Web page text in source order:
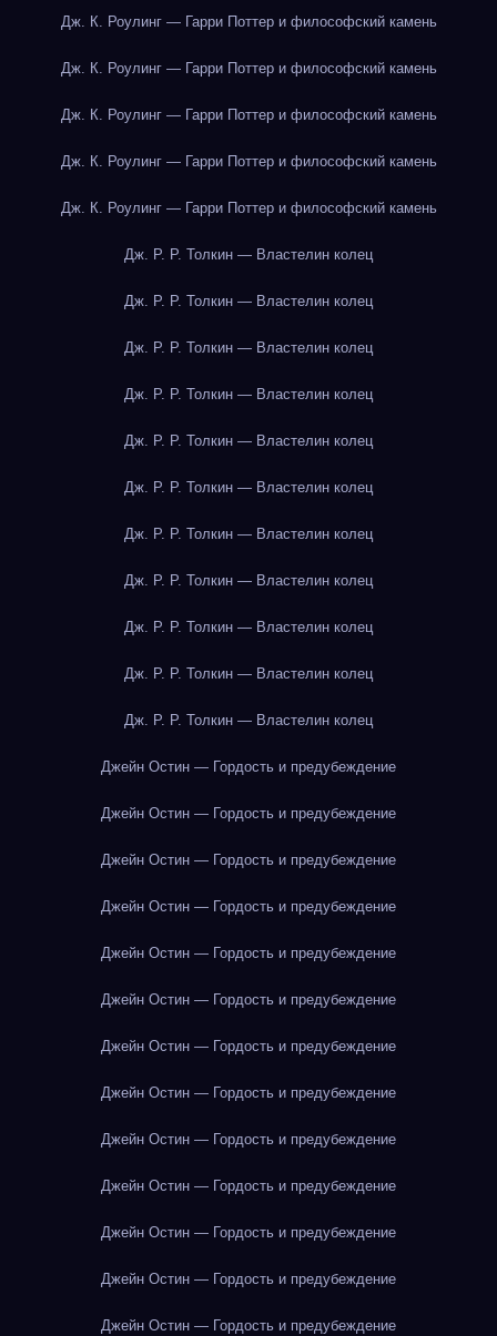
Дж. К. Роулинг — Гарри Поттер и философский камень
Дж. К. Роулинг — Гарри Поттер и философский камень
Дж. К. Роулинг — Гарри Поттер и философский камень
Дж. К. Роулинг — Гарри Поттер и философский камень
Дж. К. Роулинг — Гарри Поттер и философский камень
Дж. Р. Р. Толкин — Властелин колец
Дж. Р. Р. Толкин — Властелин колец
Дж. Р. Р. Толкин — Властелин колец
Дж. Р. Р. Толкин — Властелин колец
Дж. Р. Р. Толкин — Властелин колец
Дж. Р. Р. Толкин — Властелин колец
Дж. Р. Р. Толкин — Властелин колец
Дж. Р. Р. Толкин — Властелин колец
Дж. Р. Р. Толкин — Властелин колец
Дж. Р. Р. Толкин — Властелин колец
Дж. Р. Р. Толкин — Властелин колец
Джейн Остин — Гордость и предубеждение
Джейн Остин — Гордость и предубеждение
Джейн Остин — Гордость и предубеждение
Джейн Остин — Гордость и предубеждение
Джейн Остин — Гордость и предубеждение
Джейн Остин — Гордость и предубеждение
Джейн Остин — Гордость и предубеждение
Джейн Остин — Гордость и предубеждение
Джейн Остин — Гордость и предубеждение
Джейн Остин — Гордость и предубеждение
Джейн Остин — Гордость и предубеждение
Джейн Остин — Гордость и предубеждение
Джейн Остин — Гордость и предубеждение